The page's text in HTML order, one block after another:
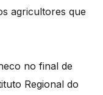
agricultores que
no final de
Regional do